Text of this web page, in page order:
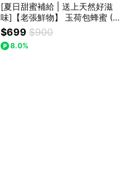
[夏日甜蜜補給 | 送上天然好滋
味]【老張鮮物】 玉荷包蜂蜜 (7
00g±5%/罐)
$699 $900
8.0%